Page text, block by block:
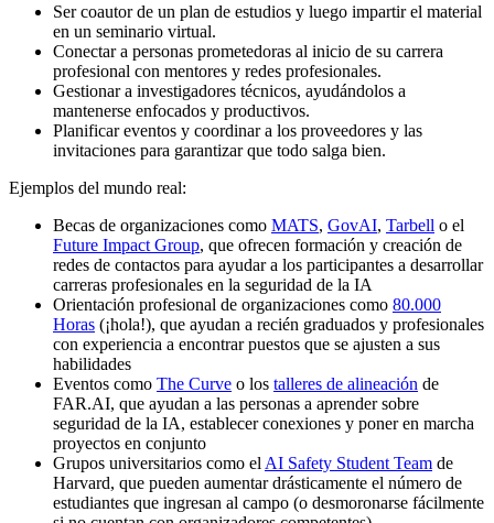
Ser coautor de un plan de estudios y luego impartir el material
en un seminario virtual.
Conectar a personas prometedoras al inicio de su carrera
profesional con mentores y redes profesionales.
Gestionar a investigadores técnicos, ayudándolos a
mantenerse enfocados y productivos.
Planificar eventos y coordinar a los proveedores y las
invitaciones para garantizar que todo salga bien.
Ejemplos del mundo real:
Becas de organizaciones como MATS, GovAI, Tarbell o el
Future Impact Group, que ofrecen formación y creación de
redes de contactos para ayudar a los participantes a desarrollar
carreras profesionales en la seguridad de la IA
Orientación profesional de organizaciones como 80.000
Horas (¡hola!), que ayudan a recién graduados y profesionales
con experiencia a encontrar puestos que se ajusten a sus
habilidades
Eventos como The Curve o los talleres de alineación de
FAR.AI, que ayudan a las personas a aprender sobre
seguridad de la IA, establecer conexiones y poner en marcha
proyectos en conjunto
Grupos universitarios como el AI Safety Student Team de
Harvard, que pueden aumentar drásticamente el número de
estudiantes que ingresan al campo (o desmoronarse fácilmente